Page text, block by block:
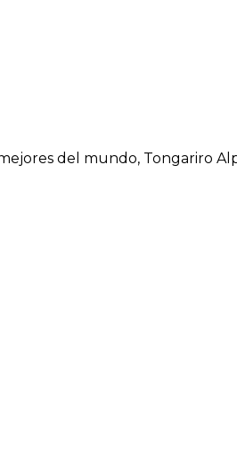
del mundo, Tongariro